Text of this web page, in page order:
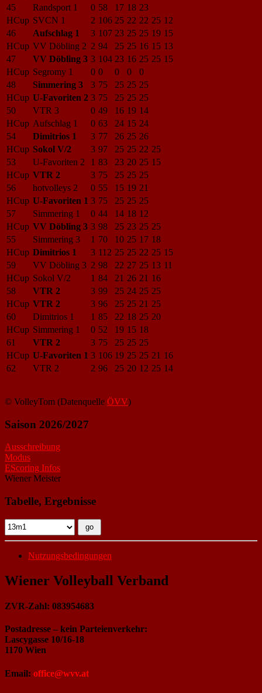
45
Randsport 1 0 58 17 18 23
HCup SVCN 1 2 106 25 22 22 25 12
46
Aufschlag 1 3 107 23 25 25 19 15
HCup VV Döbling 2 2 94 25 25 16 15 13
47
VV Döbling 3 3 104 23 16 25 25 15
HCup Segromy 1 0 0 0 0
0
48
Simmering 3 3 75 25 25 25
HCup U-Favoriten 2 3 75 25 25 25
50
VTR 3 0 49 16 19 14
HCup Aufschlag 1 0 63 24 15 24
54
Dimitrios 1 3 77 26 25 26
HCup Sokol V/2 3 97 25 25 22 25
53
U-Favoriten 2 1 83 23 20 25 15
HCup VTR 2 3 75 25 25 25
56
hotvolleys 2 0 55 15 19 21
HCup U-Favoriten 1 3 75 25 25 25
57
Simmering 1 0 44 14 18 12
HCup VV Döbling 3 3 98 25 23 25 25
55
Simmering 3 1 70 10 25 17 18
HCup Dimitrios 1 3 112 25 25 22 25 15
59
VV Döbling 3 2 98 22 27 25 13 11
HCup Sokol V/2 1 84 21 26 21 16
58
VTR 2 3 99 25 24 25 25
HCup VTR 2 3 96 25 25 21 25
60
Dimitrios 1 1 85 22 18 25 20
HCup Simmering 1 0 52 19 15 18
61
VTR 2 3 75 25 25 25
HCup U-Favoriten 1 3 106 19 25 25 21 16
62
VTR 2 2 96 25 20 12 25 14
© VolleyTom (Datenquelle ÖVV)
Saison 2026/2027
Ausschreibung
Modus
EScoring Infos
Wiener Meister
Tabelle, Ergebnisse
Nutzungsbedingungen
Wiener Volleyball Verband
ZVR-Zahl: 083954683
Postadresse – kein Parteienverkehr:
Lascygasse 10/16-18
1170 Wien
Email: office@wvv.at